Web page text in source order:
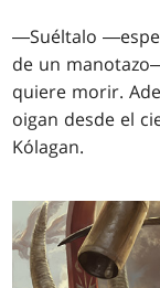
―Suéltalo
de un
quiere morir.
oigan desde el
Kólagan.